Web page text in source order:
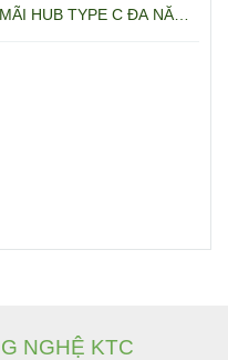
MÃI HUB TYPE C ĐA NĂNG
NGHỆ KTC